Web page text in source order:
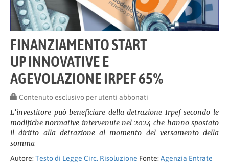
FINANZIAMENTO START
UP INNOVATIVE E
AGEVOLAZIONE IRPEF 65%
Contenuto esclusivo per utenti abbonati
L'investitore può beneficiare della detrazione Irpef secondo le
modifiche normative intervenute nel 2024 che hanno spostato
il diritto alla detrazione al momento del versamento della
somma
Autore: Testo di Legge Circ. Risoluzione Fonte: Agenzia Entrate